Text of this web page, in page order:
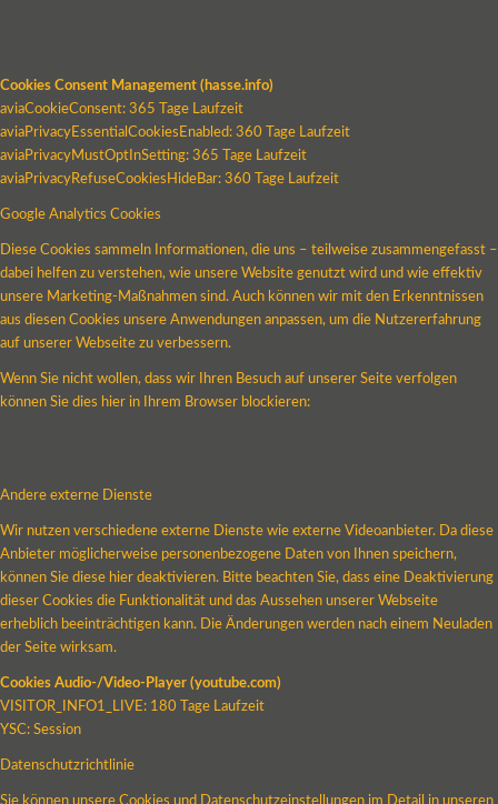
Cookies Consent Management (hasse.info)
aviaCookieConsent: 365 Tage Laufzeit
aviaPrivacyEssentialCookiesEnabled: 360 Tage Laufzeit
aviaPrivacyMustOptInSetting: 365 Tage Laufzeit
aviaPrivacyRefuseCookiesHideBar: 360 Tage Laufzeit
Google Analytics Cookies
Diese Cookies sammeln Informationen, die uns – teilweise zusammengefasst –
dabei helfen zu verstehen, wie unsere Website genutzt wird und wie effektiv
unsere Marketing-Maßnahmen sind. Auch können wir mit den Erkenntnissen
aus diesen Cookies unsere Anwendungen anpassen, um die Nutzererfahrung
auf unserer Webseite zu verbessern.
Wenn Sie nicht wollen, dass wir Ihren Besuch auf unserer Seite verfolgen
können Sie dies hier in Ihrem Browser blockieren:
Andere externe Dienste
Wir nutzen verschiedene externe Dienste wie externe Videoanbieter. Da diese
Anbieter möglicherweise personenbezogene Daten von Ihnen speichern,
können Sie diese hier deaktivieren. Bitte beachten Sie, dass eine Deaktivierung
dieser Cookies die Funktionalität und das Aussehen unserer Webseite
erheblich beeinträchtigen kann. Die Änderungen werden nach einem Neuladen
der Seite wirksam.
Cookies Audio-/Video-Player (youtube.com)
VISITOR_INFO1_LIVE: 180 Tage Laufzeit
YSC: Session
Datenschutzrichtlinie